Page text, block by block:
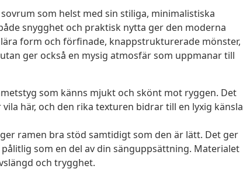
som helst med sin stiliga, minimalistiska
snygghet och praktisk nytta ger den moderna
form och förfinade, knappstrukturerade mönster,
ger också en mysig atmosfär som uppmanar till
som känns mjukt och skönt mot ryggen. Det
här, och den rika texturen bidrar till en lyxig känsla
ramen bra stöd samtidigt som den är lätt. Det ger
som en del av din sänguppsättning. Materialet
och trygghet.